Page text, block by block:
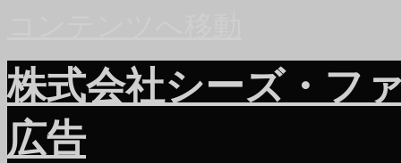
株式会社シーズ・フ
広告